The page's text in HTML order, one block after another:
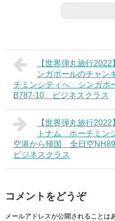
【世界弾丸旅行
ンガポールのチャン
チミンシティへ シンガポ
B787-10 ビジネスクラス
【世界弾丸旅行
トナム ホーチミン
空港から帰国 全日空
ビジネスクラス
コメントをどうぞ
メールアドレスが公開されることは